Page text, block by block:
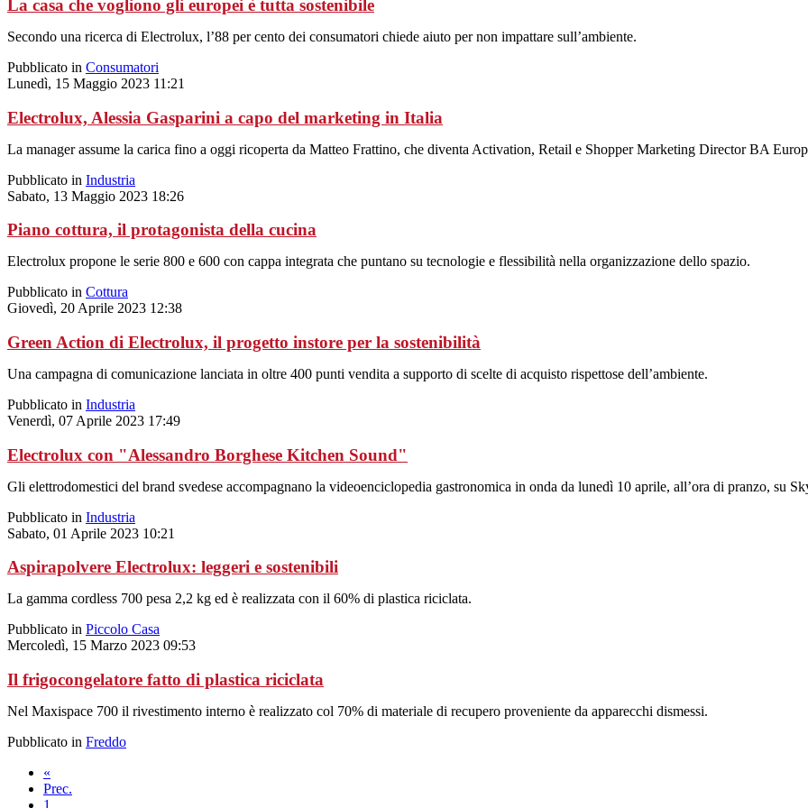
La casa che vogliono gli europei è tutta sostenibile
Secondo una ricerca di Electrolux, l’88 per cento dei consumatori chiede aiuto per non impattare sull’ambiente.
Pubblicato in Consumatori
Lunedì, 15 Maggio 2023 11:21
Electrolux, Alessia Gasparini a capo del marketing in Italia
La manager assume la carica fino a oggi ricoperta da Matteo Frattino, che diventa Activation, Retail e Shopper Marketing Director BA
Pubblicato in Industria
Sabato, 13 Maggio 2023 18:26
Piano cottura, il protagonista della cucina
Electrolux propone le serie 800 e 600 con cappa integrata che puntano su tecnologie e flessibilità nella organizzazione dello spazio.
Pubblicato in Cottura
Giovedì, 20 Aprile 2023 12:38
Green Action di Electrolux, il progetto instore per la sostenibilità
Una campagna di comunicazione lanciata in oltre 400 punti vendita a supporto di scelte di acquisto rispettose dell’ambiente.
Pubblicato in Industria
Venerdì, 07 Aprile 2023 17:49
Electrolux con "Alessandro Borghese Kitchen Sound"
Gli elettrodomestici del brand svedese accompagnano la videoenciclopedia gastronomica in onda da lunedì 10 aprile, all’ora di pranzo, su
Pubblicato in Industria
Sabato, 01 Aprile 2023 10:21
Aspirapolvere Electrolux: leggeri e sostenibili
La gamma cordless 700 pesa 2,2 kg ed è realizzata con il 60% di plastica riciclata.
Pubblicato in Piccolo Casa
Mercoledì, 15 Marzo 2023 09:53
Il frigocongelatore fatto di plastica riciclata
Nel Maxispace 700 il rivestimento interno è realizzato col 70% di materiale di recupero proveniente da apparecchi dismessi.
Pubblicato in Freddo
«
Prec.